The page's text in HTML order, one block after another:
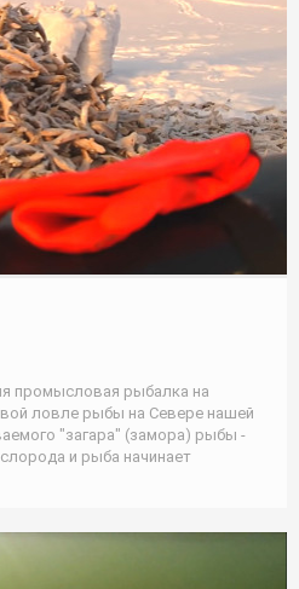
промысловая рыбалка на
ловле рыбы на Севере нашей
"загара" (замора) рыбы -
и рыба начинает